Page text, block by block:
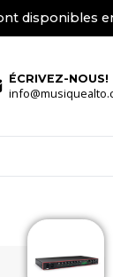
disponibles
ÉCRIVEZ-NOUS!